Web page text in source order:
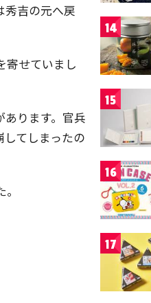
秀吉の元へ戻
寄せていまし
ります。官兵
てしまったの
14
15
16
17